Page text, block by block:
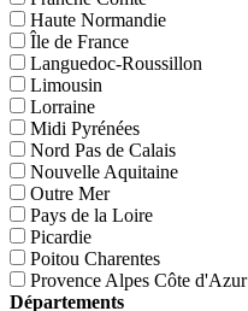
Haute Normandie
Île de France
Languedoc-Roussillon
Limousin
Lorraine
Midi Pyrénées
Nord Pas de Calais
Nouvelle Aquitaine
Outre Mer
Pays de la Loire
Picardie
Poitou Charentes
Provence Alpes Côte d'Azur
Départements